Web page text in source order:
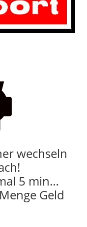
wechseln
5 min…
Geld